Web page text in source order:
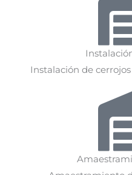
Instalación de